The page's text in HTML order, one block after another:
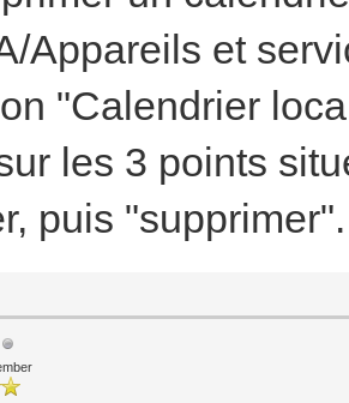
filter
Filtre
Appareils et
"Calendrier
les 3 points
puis "supprimer".